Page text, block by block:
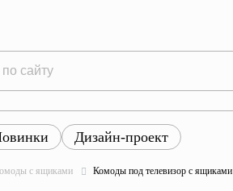
товары
каталога
Дизайн-проект
с ящиками Комоды под телевизор с ящиками